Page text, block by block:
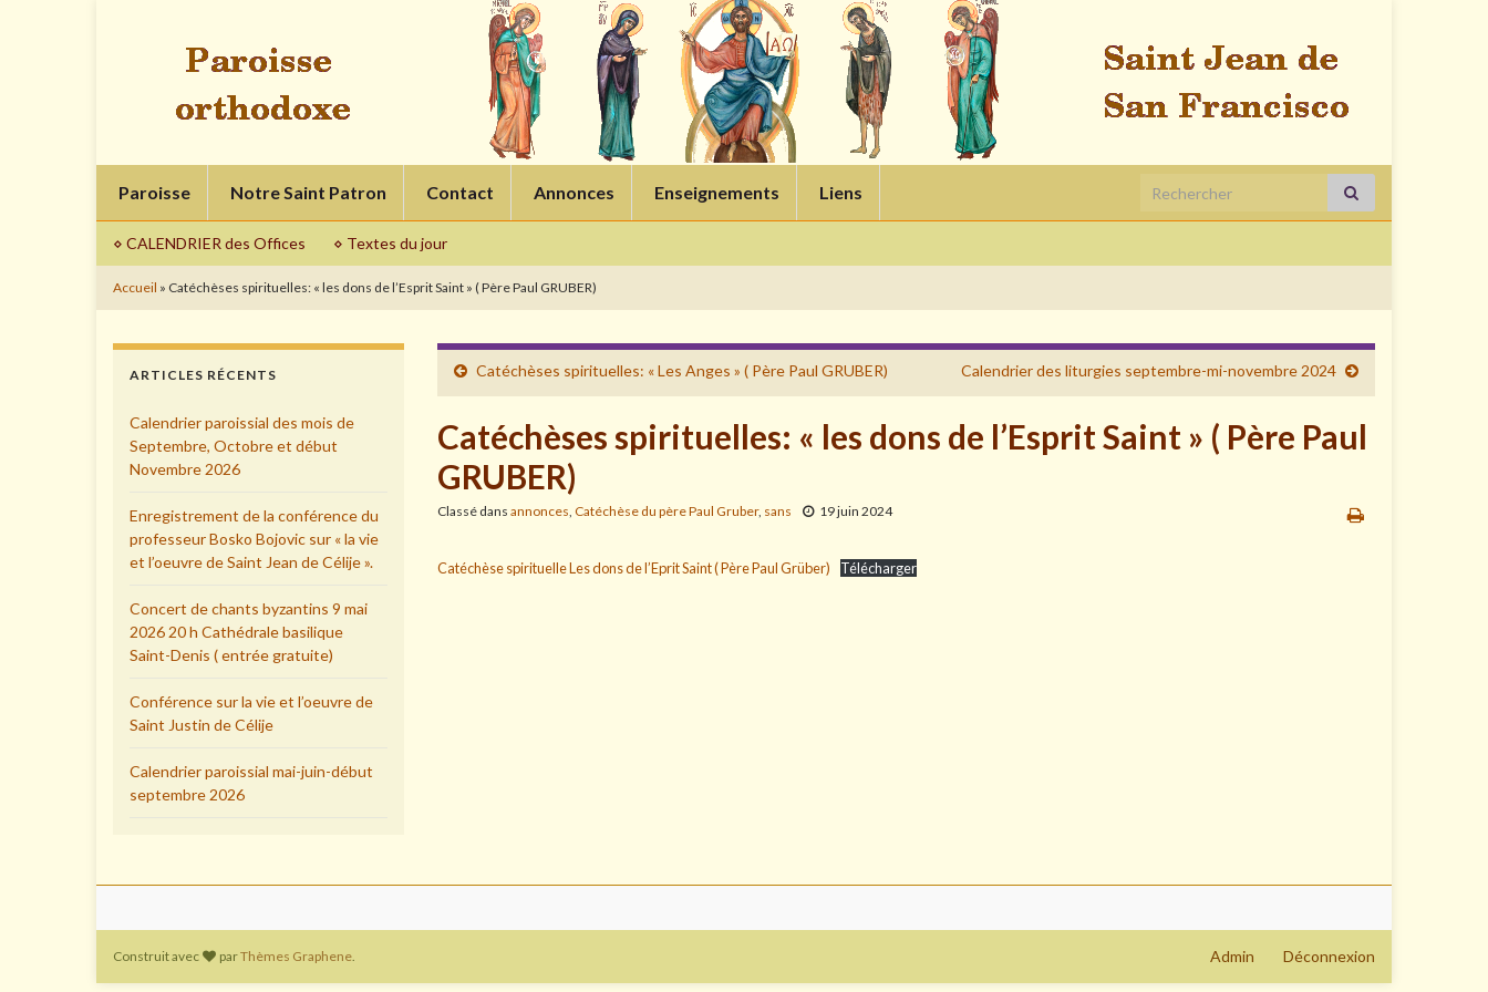
Paroisse Notre Saint Patron Contact Annonces Enseignements Liens Search for:
⋄ CALENDRIER des Offices ⋄ Textes du jour
Accueil » Catéchèses spirituelles: « les dons de l’Esprit Saint » ( Père Paul GRUBER)
Catéchèses spirituelles: « Les Anges » ( Père Paul GRUBER) Calendrier des liturgies septembre-mi-novembre 2024
Catéchèses spirituelles: « les dons de l’Esprit Saint » ( Père Paul
GRUBER)
Classé dans annonces, Catéchèse du père Paul Gruber, sans 19 juin 2024
Catéchèse spirituelle Les dons de l’Eprit Saint ( Père Paul Grüber) Télécharger
ARTICLES RÉCENTS
Calendrier paroissial des mois de
Septembre, Octobre et début
Novembre 2026
Enregistrement de la conférence du
professeur Bosko Bojovic sur « la vie
et l’oeuvre de Saint Jean de Célije ».
Concert de chants byzantins 9 mai
2026 20 h Cathédrale basilique
Saint-Denis ( entrée gratuite)
Conférence sur la vie et l’oeuvre de
Saint Justin de Célije
Calendrier paroissial mai-juin-début
septembre 2026
Admin Déconnexion
Construit avec parThèmes Graphene.